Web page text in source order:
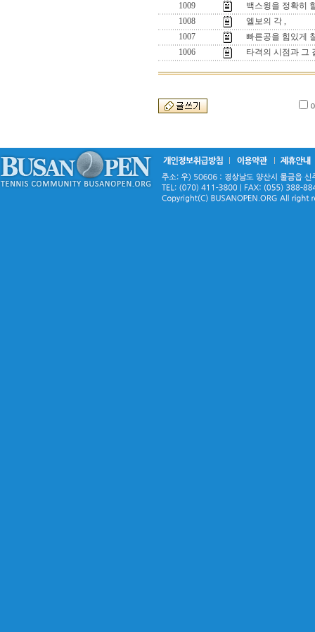
1009
백스윙을 정확히
1008
엘보의 각 ,
1007
빠른공을 힘있게
1006
타격의 시점과 그